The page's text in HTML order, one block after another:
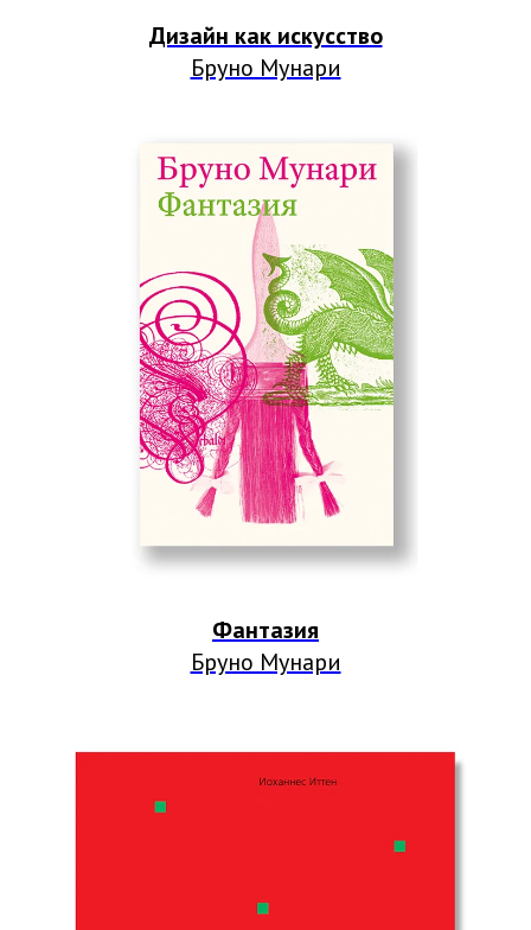
Дизайн как искусство
Бруно Мунари
Фантазия
Бруно Мунари